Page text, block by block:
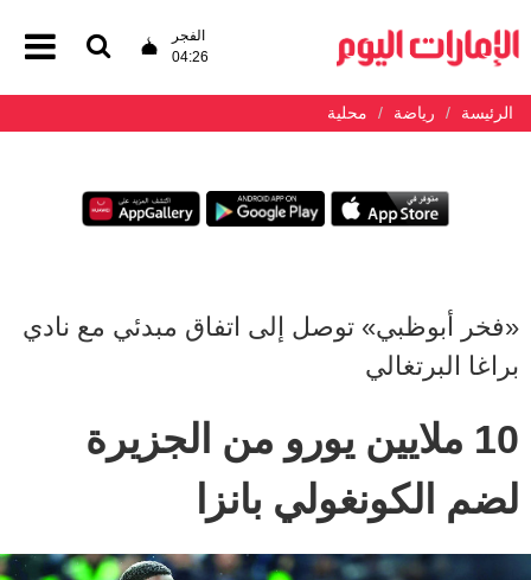
الفجر
04:26
الرئيسة رياضة محلية
«فخر أبوظبي» توصل إلى اتفاق مبدئي مع نادي
براغا البرتغالي
10 ملايين يورو من الجزيرة
لضم الكونغولي بانزا